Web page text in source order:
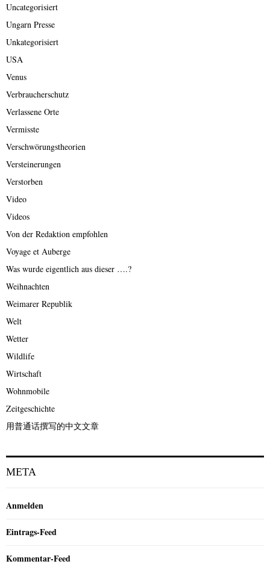
Uncategorisiert
Ungarn Presse
Unkategorisiert
USA
Venus
Verbraucherschutz
Verlassene Orte
Vermisste
Verschwörungstheorien
Versteinerungen
Verstorben
Video
Videos
Von der Redaktion empfohlen
Voyage et Auberge
Was wurde eigentlich aus dieser ….?
Weihnachten
Weimarer Republik
Welt
Wetter
Wildlife
Wirtschaft
Wohnmobile
Zeitgeschichte
用普通话撰写的中文文章
META
Anmelden
Eintrags-Feed
Kommentar-Feed